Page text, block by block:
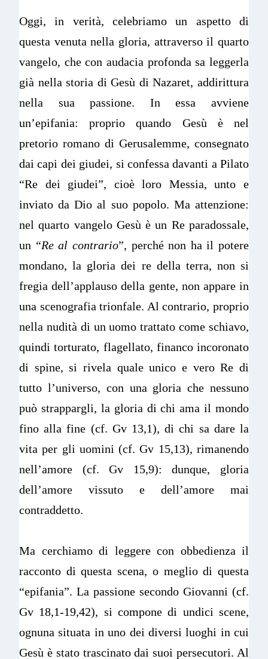
Oggi, in verità, celebriamo un aspetto di
questa venuta nella gloria, attraverso il quarto
vangelo, che con audacia profonda sa leggerla
già nella storia di Gesù di Nazaret, addirittura
nella sua passione. In essa avviene
un’epifania: proprio quando Gesù è nel
pretorio romano di Gerusalemme, consegnato
dai capi dei giudei, si confessa davanti a Pilato
“Re dei giudei”, cioè loro Messia, unto e
inviato da Dio al suo popolo. Ma attenzione:
nel quarto vangelo Gesù è un Re paradossale,
un “Re al contrario”, perché non ha il potere
mondano, la gloria dei re della terra, non si
fregia dell’applauso della gente, non appare in
una scenografia trionfale. Al contrario, proprio
nella nudità di un uomo trattato come schiavo,
quindi torturato, flagellato, financo incoronato
di spine, si rivela quale unico e vero Re di
tutto l’universo, con una gloria che nessuno
può strappargli, la gloria di chi ama il mondo
fino alla fine (cf. Gv 13,1), di chi sa dare la
vita per gli uomini (cf. Gv 15,13), rimanendo
nell’amore (cf. Gv 15,9): dunque, gloria
dell’amore vissuto e dell’amore mai
contraddetto.
Ma cerchiamo di leggere con obbedienza il
racconto di questa scena, o meglio di questa
“epifania”. La passione secondo Giovanni (cf.
Gv 18,1-19,42), si compone di undici scene,
ognuna situata in uno dei diversi luoghi in cui
Gesù è stato trascinato dai suoi persecutori. Al